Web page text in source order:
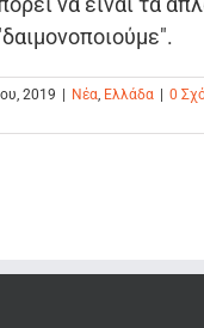
2019 Νέα, Ελλάδα 0